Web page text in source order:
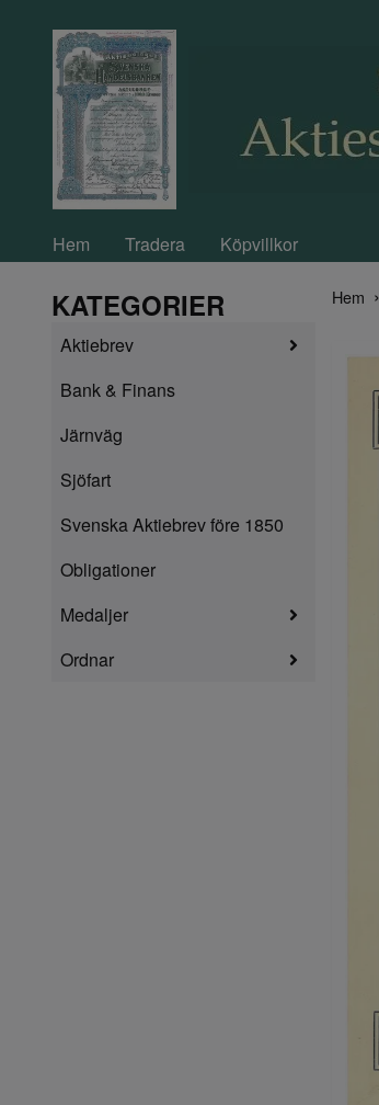
Hem Tradera Köpvillkor
KATEGORIER
Aktiebrev
Bank & Finans
Järnväg
Sjöfart
Svenska Aktiebrev före 1850
Obligationer
Medaljer
Ordnar
Hem